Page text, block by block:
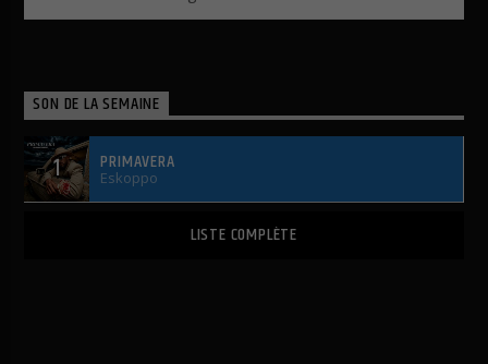
SON DE LA SEMAINE
1 PRIMAVERA
Eskoppo
LISTE COMPLÈTE